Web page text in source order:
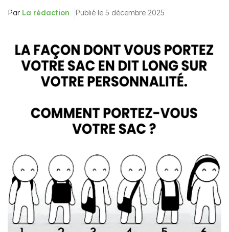
Par La rédaction Publié le 5 décembre 2025